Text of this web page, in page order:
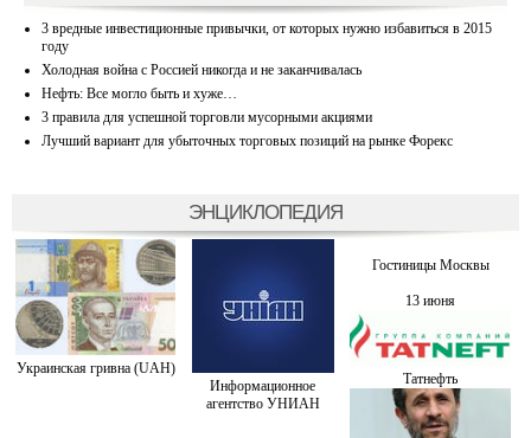
3 вредные инвестиционные привычки, от которых нужно избавиться в 2015
году
Холодная война с Россией никогда и не заканчивалась
Нефть: Все могло быть и хуже…
3 правила для успешной торговли мусорными акциями
Лучший вариант для убыточных торговых позиций на рынке Форекс
ЭНЦИКЛОПЕДИЯ
Украинская гривна (UAH)
Информационное
агентство УНИАН
Гостиницы Москвы
13 июня
Татнефть